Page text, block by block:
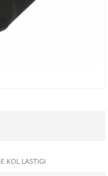
KOL LASTIGI